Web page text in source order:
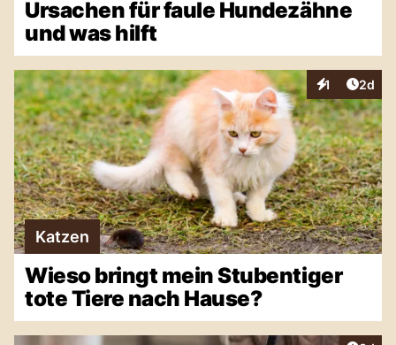
Ursachen für faule Hundezähne
und was hilft
1
Interaktionen
2d
Katzen
Wieso bringt mein Stubentiger
tote Tiere nach Hause?